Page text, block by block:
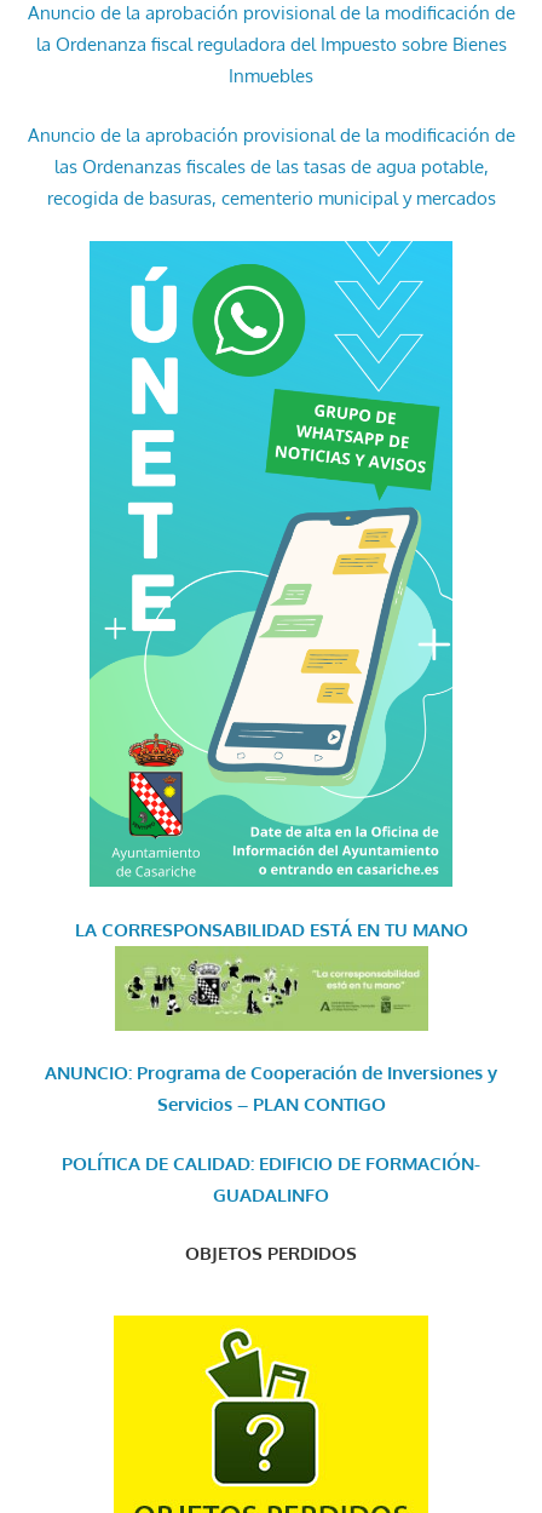
Anuncio de la aprobación provisional de la modificación de
la Ordenanza fiscal reguladora del Impuesto sobre Bienes
Inmuebles
Anuncio de la aprobación provisional de la modificación de
las Ordenanzas fiscales de las tasas de agua potable,
recogida de basuras, cementerio municipal y mercados
LA CORRESPONSABILIDAD ESTÁ EN TU MANO
ANUNCIO: Programa de Cooperación de Inversiones y
Servicios – PLAN CONTIGO
POLÍTICA DE CALIDAD: EDIFICIO DE FORMACIÓN-
GUADALINFO
OBJETOS PERDIDOS